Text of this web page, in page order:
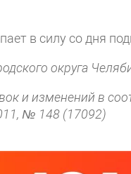
в силу со дня
округа
и изменений в
№ 148 (17092)